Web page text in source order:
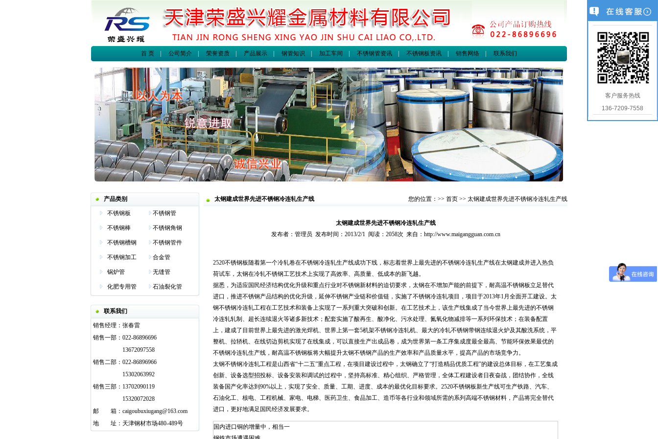
首 页| 公司简介| 荣誉资质| 产品展示| 钢管知识 加工车间 不锈钢管资讯| 不锈钢板资讯| 销售网络| 联系我们
产品类别
不锈钢板 不锈钢管
不锈钢棒 不锈钢角钢
不锈钢槽钢 不锈钢管件
不锈钢加工 合金管
锅炉管 无缝管
化肥专用管 石油裂化管
联系我们
销售经理： 张春雷
销售一部： 022-86896696
13672097558
销售二部： 022-86896966
15302063992
销售三部： 13702090119
15320072028
邮
箱： caigoubuxiugang@163.com
地
址： 天津钢材市场480-489号
太钢建成世界先进不锈钢冷连轧生产线 您的位置：>> 首页 >> 太钢建成世界先进不锈钢冷连轧生产线
太钢建成世界先进不锈钢冷连轧生产线
发布者：管理员 发布时间：2013/2/1 阅读：2058次 来自：http://www.maigangguan.com.cn
2520不锈钢板随着第一个冷轧卷在不锈钢冷连轧生产线成功下线，标志着世界上最先进的不锈钢冷连轧生产线在太钢建成并进入热负
荷试车，太钢在冷轧不锈钢工艺技术上实现了高效率、高质量、低成本的新飞越。
据悉，为适应国民经济结构优化升级和重点行业对不锈钢新材料的迫切要求，太钢在不增加产能的前提下，耐高温不锈钢板立足替代
进口，推进不锈钢产品结构的优化升级，延伸不锈钢产业链和价值链，实施了不锈钢冷连轧项目，项目于2013年1月全面开工建设。太
钢不锈钢冷连轧工程在工艺技术和装备上实现了一系列重大突破和创新。在工艺技术上，该生产线集成了当今世界上最先进的不锈钢
冷连轧轧制、超长连续退火等诸多新技术；配套实施了酸再生、酸净化、污水处理、氮氧化物减排等一系列环保技术；在装备配置
上，建成了目前世界上最先进的激光焊机、世界上第一套5机架不锈钢冷连轧机、最大的冷轧不锈钢带钢连续退火炉及其酸洗系统，平
整机、拉轿机、在线切边剪机实现了在线集成，可以直接生产出成品卷，成为世界第一条工序集成度最全最高、节能环保效果最优的
不锈钢冷连轧生产线，耐高温不锈钢板将大幅提升太钢不锈钢产品的生产效率和产品质量水平，提高产品的市场竞争力。
太钢不锈钢冷连轧工程是山西省“十二五”重点工程，在项目建设过程中，太钢确立了“打造精品优质工程”的建设总体目标，在工艺集成
创新、设备选型招投标、设备安装和调试的过程中，坚持高标准、精心组织、严格管理，全体工程建设者日夜奋战，团结协作，全线
装备国产化率达到90%以上，实现了安全、质量、工期、进度、成本的最优化目标要求。2520不锈钢板新生产线可生产铁路、汽车、
石油化工、核电、工程机械、家电、电梯、医药卫生、食品加工、造币等各行业和领域所需的系列高端不锈钢材料，产品将完全替代
进口，更好地满足国民经济发展要求。
国内进口铜的增量中，相当一
客户服务热线
136-7209-7558